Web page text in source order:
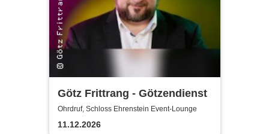
Götz Frittrang - Götzendienst
Ohrdruf, Schloss Ehrenstein Event-Lounge
11.12.2026